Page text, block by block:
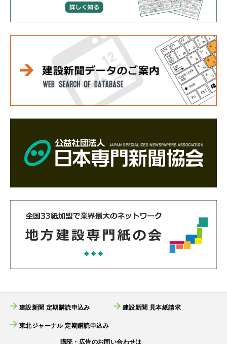
建設新聞 定期購読申込み 建設新聞 見本紙請求
東北ジャーナル 定期購読申込み
購読・広告のお問い合わせは